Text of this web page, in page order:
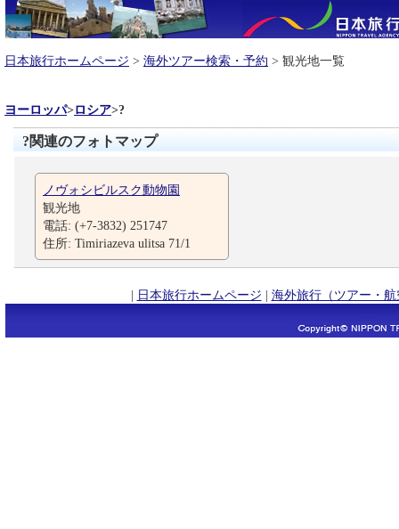
日本旅行ホームページ > 海外ツアー検索・予約 > 観光地一覧
ヨーロッパ>ロシア>?
?関連のフォトマップ
ノヴォシビルスク動物園
観光地
電話: (+7-3832) 251747
住所: Timiriazeva ulitsa 71/1
| 日本旅行ホームページ | 海外旅行（ツアー・航